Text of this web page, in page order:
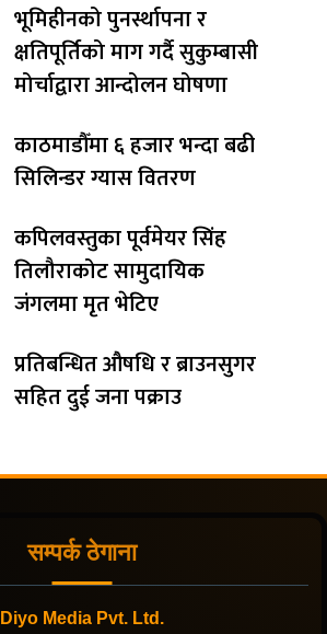
भूमिहीनको पुनर्स्थापना र
क्षतिपूर्तिको माग गर्दै सुकुम्बासी
मोर्चाद्वारा आन्दोलन घोषणा
काठमाडौँमा ६ हजार भन्दा बढी
सिलिन्डर ग्यास वितरण
कपिलवस्तुका पूर्वमेयर सिंह
तिलौराकोट सामुदायिक
जंगलमा मृत भेटिए
प्रतिबन्धित औषधि र ब्राउनसुगर
सहित दुई जना पक्राउ
सम्पर्क ठेगाना
Diyo Media Pvt. Ltd.